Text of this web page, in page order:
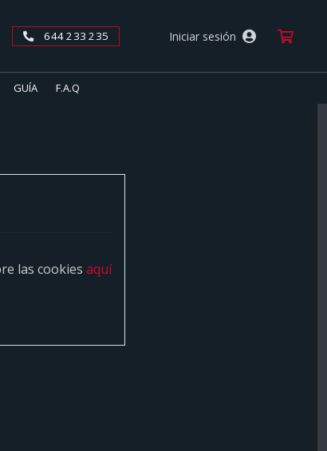
644 233 235 Iniciar sesión
GUÍA F.A.Q
las cookies aquí